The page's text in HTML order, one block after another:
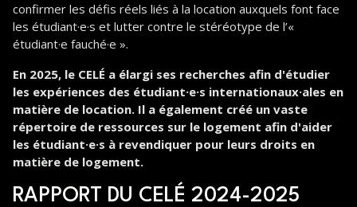
confirmer les défis réels liés à la location auxquels font face
les étudiant·e·s et lutter contre le stéréotype de l’«
étudiant·e fauché·e ».
En 2025, le CELÉ a élargi ses recherches afin d'étudier
les expériences des étudiant·e·s internationaux·ales en
matière de location. Il a également créé un vaste
répertoire de ressources sur le logement afin d'aider
les étudiant·e·s à revendiquer pour leurs droits en
matière de logement.
RAPPORT DU CELÉ 2024-2025